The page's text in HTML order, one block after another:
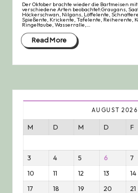
Der Oktober brachte wieder die Bartmeisen
verschiedene Arten beobachtet:Graugans,
Höckerschwan, Nilgans, Löffelente,
Spießente, Krickente, Tafelente, Reiherente,
Ringeltaube, Wasserralle,…
Read More
AUGUST 2026
M D M D F
3
4 5 6 7
10
11 12 13 14
17
18 19 20 21